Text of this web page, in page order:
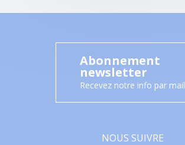
Abonnement
newsletter
Recevez notre info par mail
NOUS SUIVRE